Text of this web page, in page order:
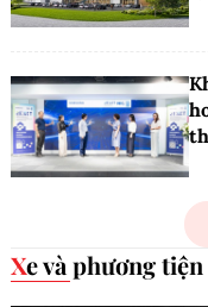
Xe và phương tiện